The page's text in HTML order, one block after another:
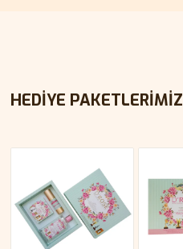
HEDİYE PAKETLERİMİZ